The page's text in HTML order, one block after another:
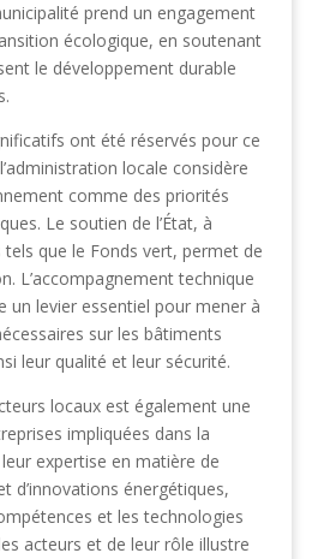
prend un engagement
écologique, en soutenant
le développement durable
ont été réservés pour ce
locale considère
comme des priorités
Le soutien de l’État, à
que le Fonds vert, permet de
L’accompagnement technique
un levier essentiel pour mener à
sur les bâtiments
leur qualité et leur sécurité.
locaux est également une
impliquées dans la
expertise en matière de
d’innovations énergétiques,
et les technologies
acteurs et de leur rôle illustre